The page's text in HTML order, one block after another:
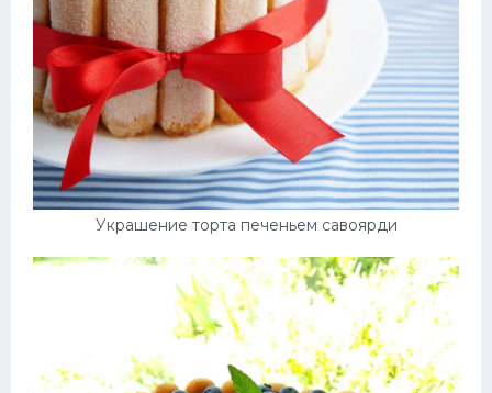
Украшение торта печеньем савоярди